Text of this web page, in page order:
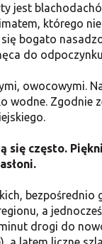
jest
którego
bogato
do
owocowymi.
wodne. Zgodnie
często.
bezpośrednio
a
drogi do